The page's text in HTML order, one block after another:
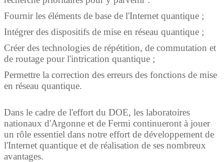
Fournir les éléments de base de l'Internet quantique ;
Intégrer des dispositifs de mise en réseau quantique ;
Créer des technologies de répétition, de commutation et
de routage pour l'intrication quantique ;
Permettre la correction des erreurs des fonctions de mise
en réseau quantique.
Dans le cadre de l'effort du DOE, les laboratoires
nationaux d'Argonne et de Fermi continueront à jouer
un rôle essentiel dans notre effort de développement de
l'Internet quantique et de réalisation de ses nombreux
avantages.